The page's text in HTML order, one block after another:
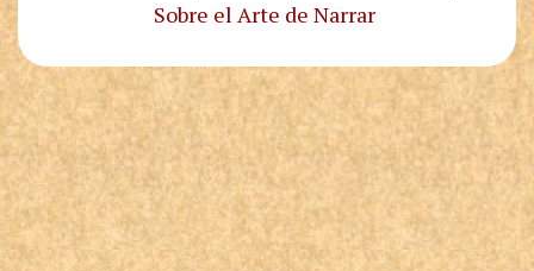
Sobre el Arte de Narrar